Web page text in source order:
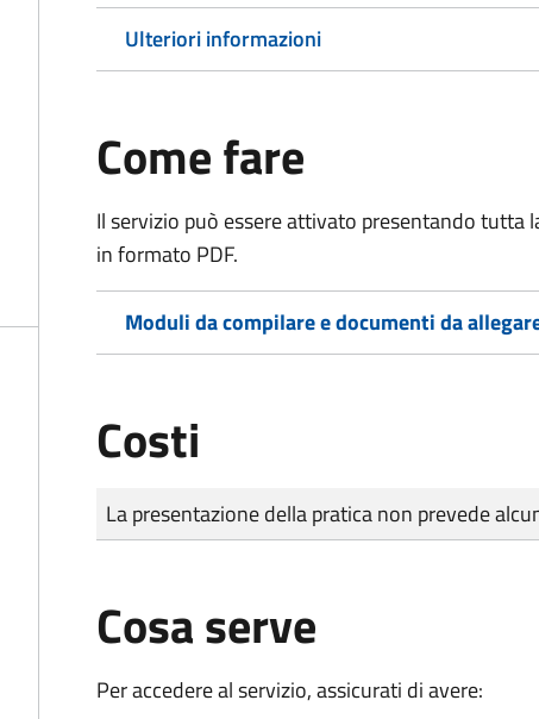
Ulteriori informazioni
Come fare
Il servizio può essere attivato presentando tutta
in formato PDF.
Moduli da compilare e documenti da
Costi
Tipo di pagamento
Importo
La presentazione della pratica non prevede
Cosa serve
Per accedere al servizio, assicurati di avere: